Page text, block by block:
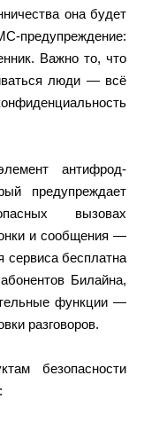
она будет
Важно то, что
люди — всё
антифрод-
предупреждает
вызовах
и сообщения —
сервиса бесплатна
Билайна,
функции —
разговоров.
безопасности